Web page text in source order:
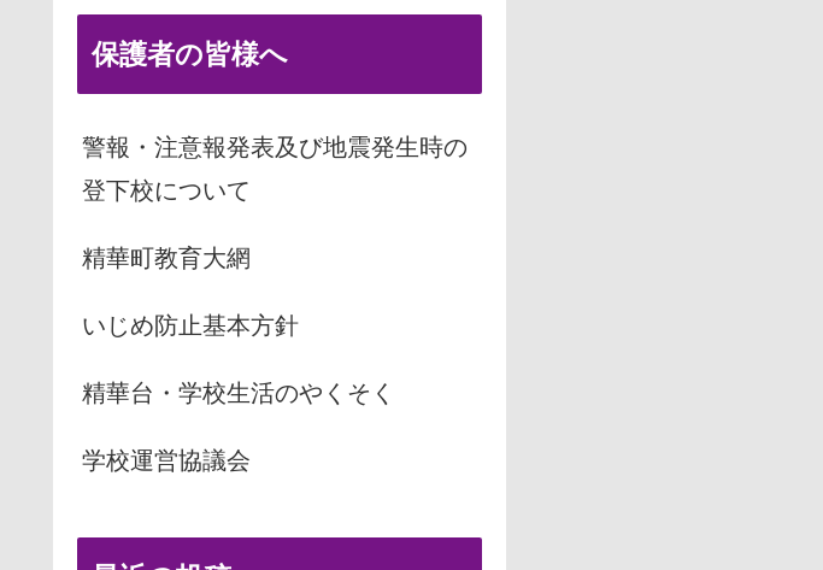
保護者の皆様へ
警報・注意報発表及び地震発生時の
登下校について
精華町教育大網
いじめ防止基本方針
精華台・学校生活のやくそく
学校運営協議会